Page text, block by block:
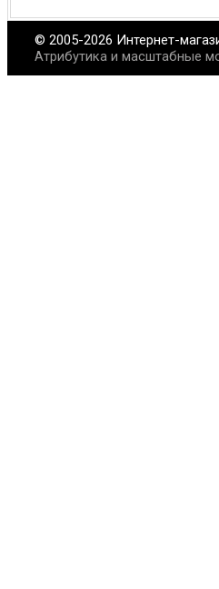
© 2005-2026 Интернет-
Атрибутика и масштабные